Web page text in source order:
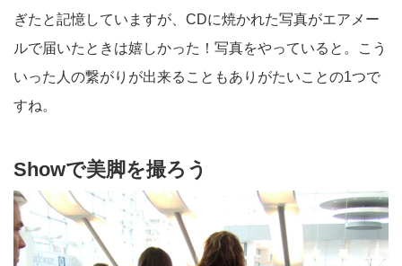
ぎたと記憶していますが、CDに焼かれた写真がエアメー
ルで届いたときは嬉しかった！写真をやっていると。こう
いった人の繋がりが出来ることもありがたいことの1つで
すね。
Showで美脚を撮ろう